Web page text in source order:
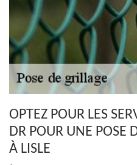
OPTEZ POUR LES
DR POUR UNE POSE
À LISLE